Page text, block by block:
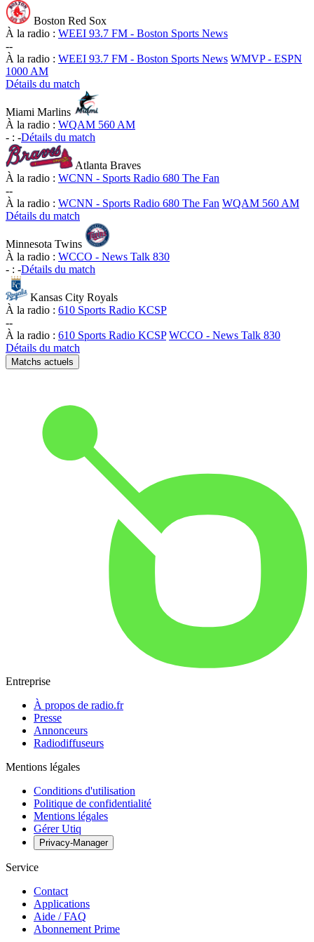
Boston Red Sox
À la radio : WEEI 93.7 FM - Boston Sports News
--
À la radio : WEEI 93.7 FM - Boston Sports News WMVP - ESPN
1000 AM
Détails du match
Miami Marlins
À la radio : WQAM 560 AM
- : -Détails du match
Atlanta Braves
À la radio : WCNN - Sports Radio 680 The Fan
--
À la radio : WCNN - Sports Radio 680 The Fan WQAM 560 AM
Détails du match
Minnesota Twins
À la radio : WCCO - News Talk 830
- : -Détails du match
Kansas City Royals
À la radio : 610 Sports Radio KCSP
--
À la radio : 610 Sports Radio KCSP WCCO - News Talk 830
Détails du match
Matchs actuels
Entreprise
À propos de radio.fr
Presse
Annonceurs
Radiodiffuseurs
Mentions légales
Conditions d'utilisation
Politique de confidentialité
Mentions légales
Gérer Utiq
Privacy-Manager
Service
Contact
Applications
Aide / FAQ
Abonnement Prime